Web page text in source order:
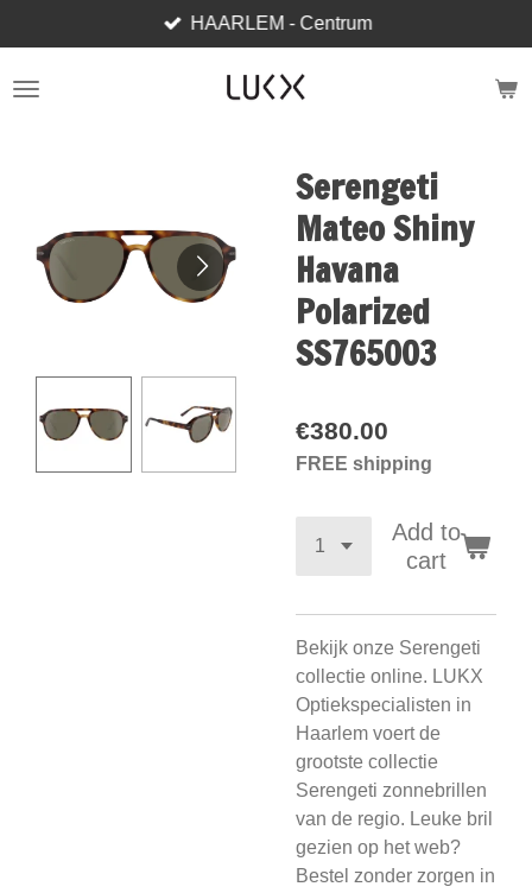
to
main
HAARLEM - Centrum
Serengeti
Mateo Shiny
Havana
Polarized
SS765003
€380.00
FREE shipping
Add to
cart
Bekijk onze Serengeti
collectie online. LUKX
Optiekspecialisten in
Haarlem voert de
grootste collectie
Serengeti zonnebrillen
van de regio. Leuke bril
gezien op het web?
Bestel zonder zorgen in